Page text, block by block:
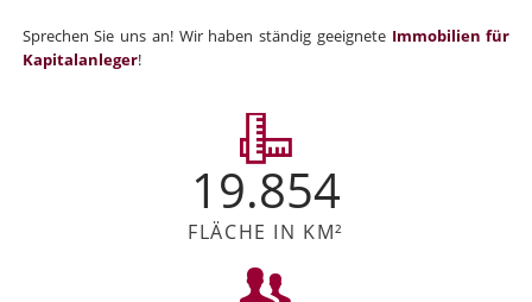
Sprechen Sie uns an! Wir haben ständig geeignete Immobilien für
Kapitalanleger!
19.854
FLÄCHE IN KM²